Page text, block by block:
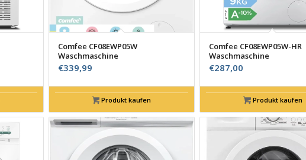
Comfee CF08EWP05W
Waschmaschine
€339,99
Produkt kaufen
Comfee CF08EWP05W-HR
Waschmaschine
€287,00
Produkt kaufen